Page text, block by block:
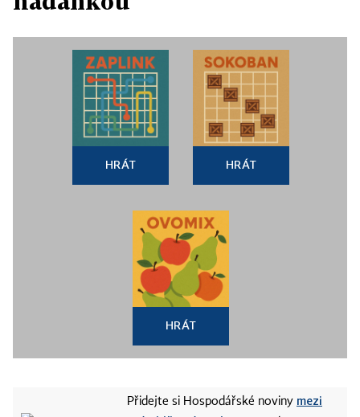
HRÁT HRÁT
HRÁT
Přidejte si Hospodářské noviny mezi